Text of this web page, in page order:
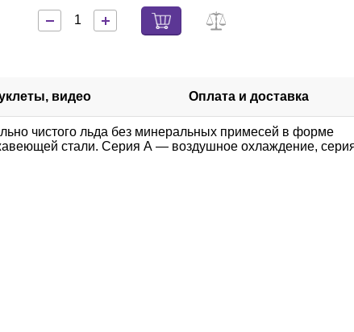
видео Оплата и доставка
чистого льда без минеральных примесей в форме
стали. Серия А — воздушное охлаждение,